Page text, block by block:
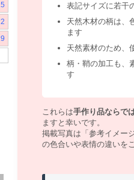
表記サイズに若干
天然木材の柄は、
ます
天然素材のため、
柄・鞘の加工も、
す
これらは手作り品ならで
ますと幸いです。
掲載写真は「参考イメー
の色合いや表情の違いを